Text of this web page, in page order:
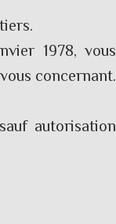
1978, vous
concernant.
autorisation